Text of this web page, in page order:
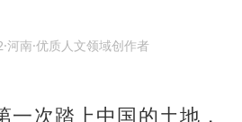
·河南·优质人文领域创作者
一次踏上中国的土地，